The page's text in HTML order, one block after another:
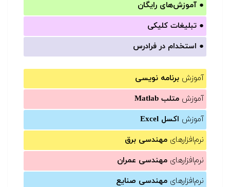
● آموزش‌های رایگان
● تبلیغات کلیکی
● استخدام در فرادرس
آموزش برنامه نویسی
آموزش متلب Matlab
آموزش اکسل Excel
نرم‌افزارهای مهندسی برق
نرم‌افزارهای مهندسی عمران
نرم‌افزارهای مهندسی صنایع